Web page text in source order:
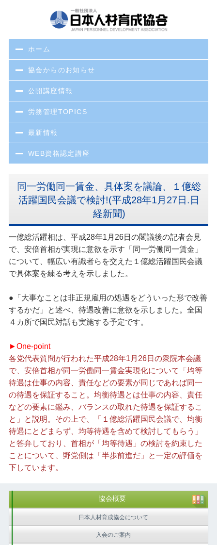
ホーム
協会からのお知らせ
公開講座情報
労務管理TOPICS
最新情報
WEB資格認定講座
同一労働同一賃金、具体案を議論、１億総
活躍国民会議で検討!(平成28年1月27日.日
経新聞)
一億総活躍相は、平成28年1月26日の閣議後の記者会見
で、安倍首相が実現に意欲を示す「同一労働同一賃金」
について、幅広い有識者らを交えた１億総活躍国民会議
で具体案を練る考えを示しました。
●「大事なことは非正規雇用の処遇をどういった形で改善
するかだ」と述べ、待遇改善に意欲を示しました。全国
４カ所で国民対話も実施する予定です。
►One-point
各党代表質問が行われた平成28年1月26日の衆院本会議
で、安倍首相が同一労働同一賃金実現化について「均等
待遇は仕事の内容、責任などの要素が同じであれば同一
の待遇を保証すること。均衡待遇とは仕事の内容、責任
などの要素に鑑み、バランスの取れた待遇を保証するこ
と」と説明。その上で、「１億総活躍国民会議で、均衡
待遇にとどまらず、均等待遇を含めて検討してもらう」
と答弁しており、首相が「均等待遇」の検討を約束した
ことについて、野党側は「半歩前進だ」と一定の評価を
下しています。
協会概要
日本人材育成協会について
入会のご案内